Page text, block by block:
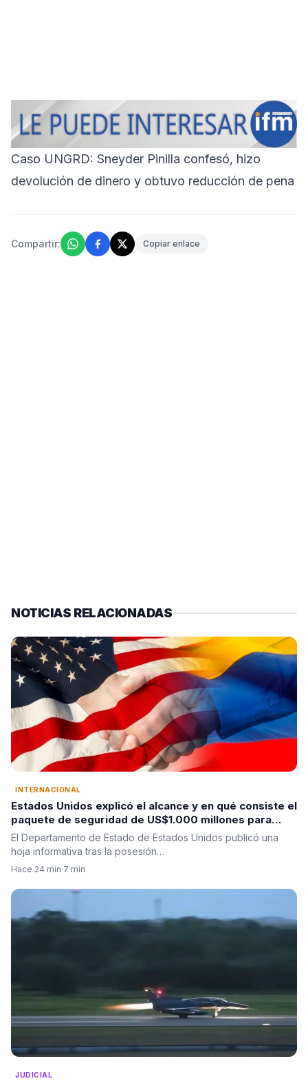
Caso UNGRD: Sneyder Pinilla confesó, hizo
devolución de dinero y obtuvo reducción de pena
Compartir: Copiar enlace
NOTICIAS RELACIONADAS
INTERNACIONAL
Estados Unidos explicó el alcance y en qué consiste el
paquete de seguridad de US$1.000 millones para
Colombia tras la posesión de Abelardo De La Espriella
El Departamento de Estado de Estados Unidos publicó una
hoja informativa tras la posesión…
Hace 24 min·7 min
JUDICIAL